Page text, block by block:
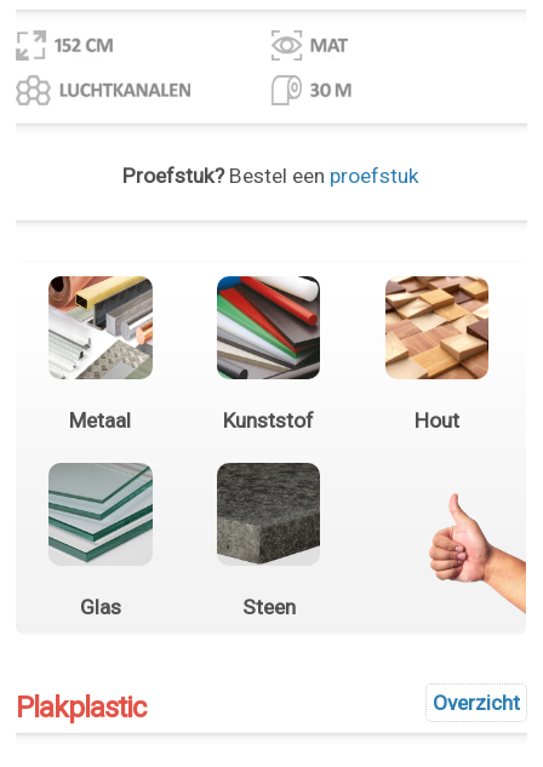
Proefstuk?Bestel een proefstuk
Metaal Kunststof Hout
Glas Steen
Overzicht
Plakplastic